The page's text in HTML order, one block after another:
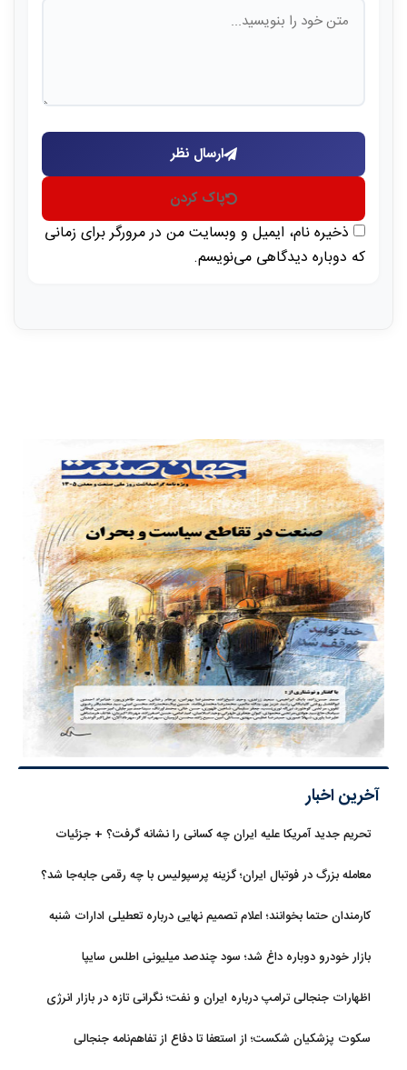
ارسال نظر
پاک کردن
ذخیره نام، ایمیل و وبسایت من در مرورگر برای زمانی
که دوباره دیدگاهی می‌نویسم.
آخرین اخبار
تحریم جدید آمریکا علیه ایران چه کسانی را نشانه گرفت؟ + جزئیات
معامله بزرگ در فوتبال ایران؛ گزینه پرسپولیس با چه رقمی جابه‌جا شد؟
کارمندان حتما بخوانند؛ اعلام تصمیم نهایی درباره تعطیلی ادارات شنبه
بازار خودرو دوباره داغ شد؛ سود چندصد میلیونی اطلس سایپا
اظهارات جنجالی ترامپ درباره ایران و نفت؛ نگرانی تازه در بازار انرژی
سکوت پزشکیان شکست؛ از استعفا تا دفاع از تفاهم‌نامه جنجالی